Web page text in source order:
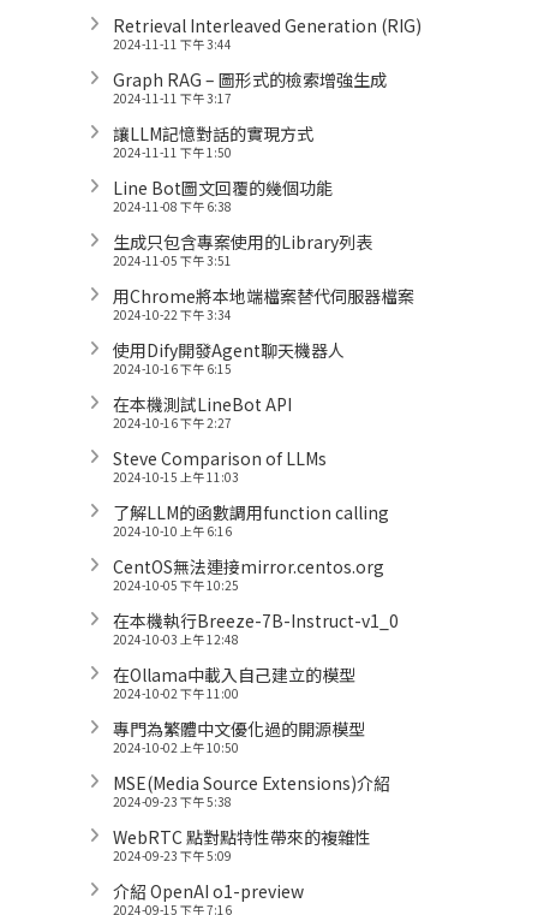
Retrieval Interleaved Generation (RIG)
2024-11-11 下午 3:44
Graph RAG – 圖形式的檢索增強生成
2024-11-11 下午 3:17
讓LLM記憶對話的實現方式
2024-11-11 下午 1:50
Line Bot圖文回覆的幾個功能
2024-11-08 下午 6:38
生成只包含專案使用的Library列表
2024-11-05 下午 3:51
用Chrome將本地端檔案替代伺服器檔案
2024-10-22 下午 3:34
使用Dify開發Agent聊天機器人
2024-10-16 下午 6:15
在本機測試LineBot API
2024-10-16 下午 2:27
Steve Comparison of LLMs
2024-10-15 上午 11:03
了解LLM的函數調用function calling
2024-10-10 上午 6:16
CentOS無法連接mirror.centos.org
2024-10-05 下午 10:25
在本機執行Breeze-7B-Instruct-v1_0
2024-10-03 上午 12:48
在Ollama中載入自己建立的模型
2024-10-02 下午 11:00
專門為繁體中文優化過的開源模型
2024-10-02 上午 10:50
MSE(Media Source Extensions)介紹
2024-09-23 下午 5:38
WebRTC 點對點特性帶來的複雜性
2024-09-23 下午 5:09
介紹 OpenAI o1-preview
2024-09-15 下午 7:16